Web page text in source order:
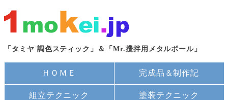
「タミヤ 調色スティック」＆「Mr.攪拌用メタルボール」
ＨＯＭＥ 完成品＆制作記
組立テクニック 塗装テクニック